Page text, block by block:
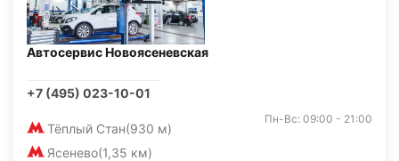
Автосервис Новоясеневская
+7 (495) 023-10-01
Тёплый Стан(930 м)
Ясенево(1,35 км)
Пн-Вс: 09:00 - 21:00